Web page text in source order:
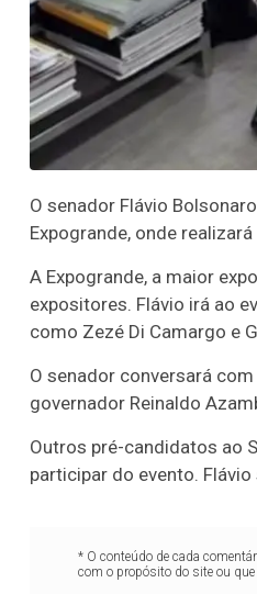
O senador Flávio
Expogrande, onde
A Expogrande, a maior
expositores. Flávio irá ao
como Zezé Di Camargo e
O senador conversará
governador Reinaldo
Outros pré-candidatos ao
participar do evento.
* O conteúdo de cada
com o propósito do site ou